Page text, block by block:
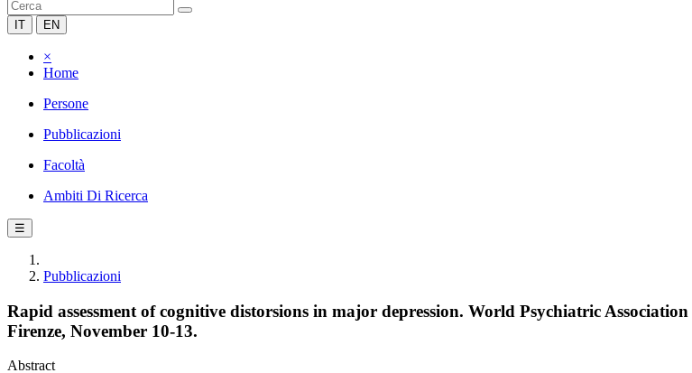
IT EN
×
Home
Persone
Pubblicazioni
Facoltà
Ambiti Di Ricerca
☰
Pubblicazioni
Rapid assessment of cognitive distorsions in major depression. World Psychiatric
Firenze, November 10-13.
Abstract